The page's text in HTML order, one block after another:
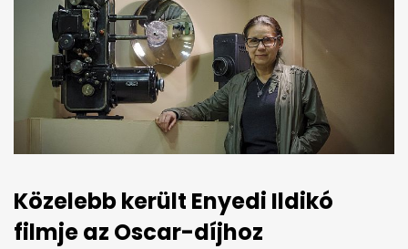
Közelebb került Enyedi Ildikó
filmje az Oscar-díjhoz